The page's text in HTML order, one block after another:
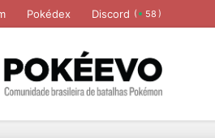
Pokédex Discord ( 58 )